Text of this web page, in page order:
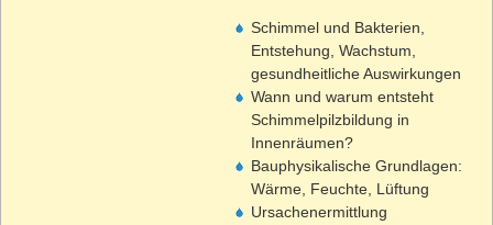
Schimmel und Bakterien,
Entstehung, Wachstum,
gesundheitliche Auswirkungen
Wann und warum entsteht
Schimmelpilzbildung in
Innenräumen?
Bauphysikalische Grundlagen:
Wärme, Feuchte, Lüftung
Ursachenermittlung